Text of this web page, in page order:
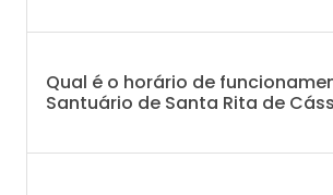
Qual é o horário de
Santuário de Santa Rita de